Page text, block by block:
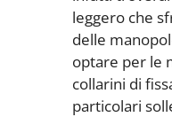
leggero che
delle
optare per le
collarini di
particolari